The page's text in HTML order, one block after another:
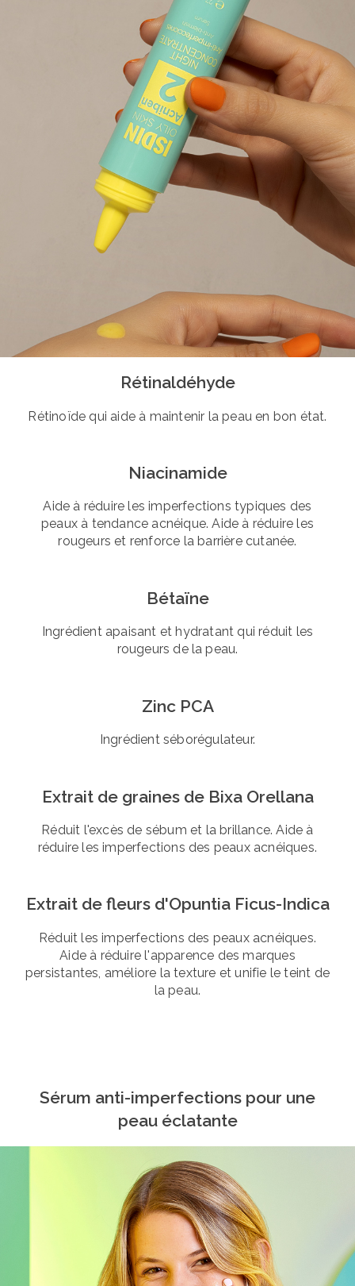
Rétinaldéhyde
Rétinoïde qui aide à maintenir la peau en bon état.
Niacinamide
Aide à réduire les imperfections typiques des
peaux à tendance acnéique. Aide à réduire les
rougeurs et renforce la barrière cutanée.
Bétaïne
Ingrédient apaisant et hydratant qui réduit les
rougeurs de la peau.
Zinc PCA
Ingrédient séborégulateur.
Extrait de graines de Bixa Orellana
Réduit l'excès de sébum et la brillance. Aide à
réduire les imperfections des peaux acnéiques.
Extrait de fleurs d'Opuntia Ficus-Indica
Réduit les imperfections des peaux acnéiques.
Aide à réduire l'apparence des marques
persistantes, améliore la texture et unifie le teint de
la peau.
Sérum anti-imperfections pour une
peau éclatante